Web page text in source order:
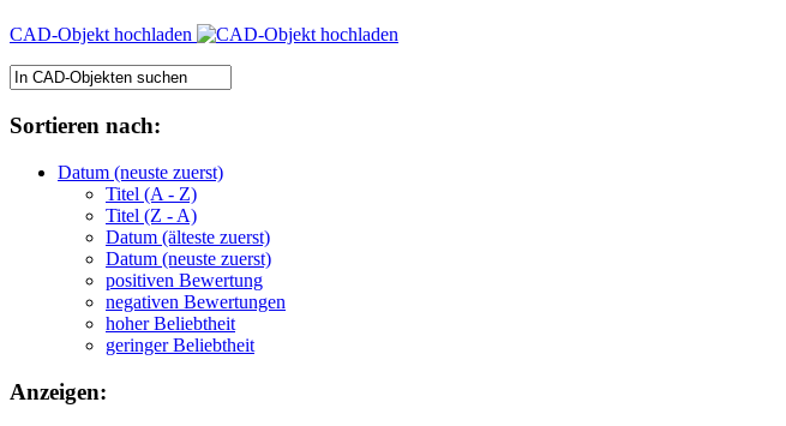
CAD-Objekt hochladen
Sortieren nach:
Datum (neuste zuerst)
Titel (A - Z)
Titel (Z - A)
Datum (älteste zuerst)
Datum (neuste zuerst)
positiven Bewertung
negativen Bewertungen
hoher Beliebtheit
geringer Beliebtheit
Anzeigen: